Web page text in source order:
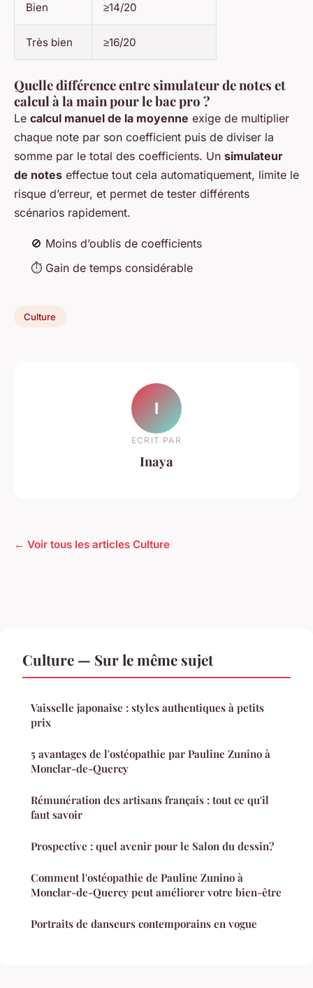
Bien ≥14/20
Très bien ≥16/20
Quelle différence entre simulateur de notes et
calcul à la main pour le bac pro ?
Le calcul manuel de la moyenne exige de multiplier
chaque note par son coefficient puis de diviser la
somme par le total des coefficients. Un simulateur
de notes effectue tout cela automatiquement, limite le
risque d’erreur, et permet de tester différents
scénarios rapidement.
🚫 Moins d’oublis de coefficients
⏱️ Gain de temps considérable
Culture
I
ECRIT PAR
Inaya
← Voir tous les articles Culture
Culture — Sur le même sujet
Vaisselle japonaise : styles authentiques à petits
prix
5 avantages de l'ostéopathie par Pauline Zunino à
Monclar-de-Quercy
Rémunération des artisans français : tout ce qu'il
faut savoir
Prospective : quel avenir pour le Salon du dessin?
Comment l'ostéopathie de Pauline Zunino à
Monclar-de-Quercy peut améliorer votre bien-être
Portraits de danseurs contemporains en vogue